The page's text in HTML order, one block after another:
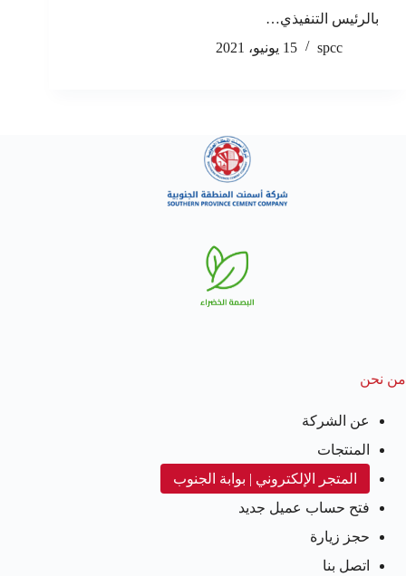
بالرئيس التنفيذي…
spcc
15 يونيو، 2021
من نحن
عن الشركة
المنتجات
المتجر الإلكتروني | بوابة الجنوب
فتح حساب عميل جديد
حجز زيارة
اتصل بنا